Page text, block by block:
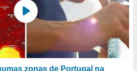
zonas de Portugal na